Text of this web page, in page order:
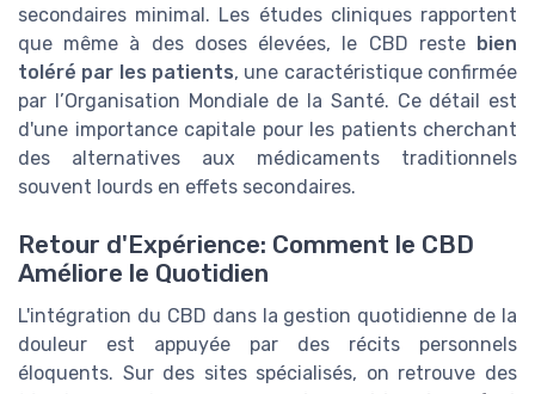
secondaires minimal. Les études cliniques rapportent
que même à des doses élevées, le CBD reste bien
toléré par les patients, une caractéristique confirmée
par l’Organisation Mondiale de la Santé. Ce détail est
d'une importance capitale pour les patients cherchant
des alternatives aux médicaments traditionnels
souvent lourds en effets secondaires.
Retour d'Expérience: Comment le CBD
Améliore le Quotidien
L'intégration du CBD dans la gestion quotidienne de la
douleur est appuyée par des récits personnels
éloquents. Sur des sites spécialisés, on retrouve des